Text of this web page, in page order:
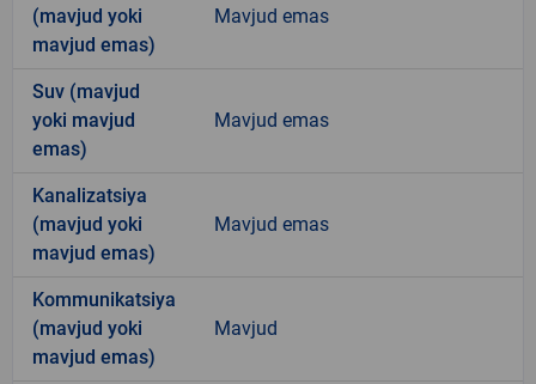
(mavjud yoki
mavjud emas)
Mavjud emas
Suv (mavjud
yoki mavjud
emas)
Mavjud emas
Kanalizatsiya
(mavjud yoki
mavjud emas)
Mavjud emas
Kommunikatsiya
(mavjud yoki
mavjud emas)
Mavjud